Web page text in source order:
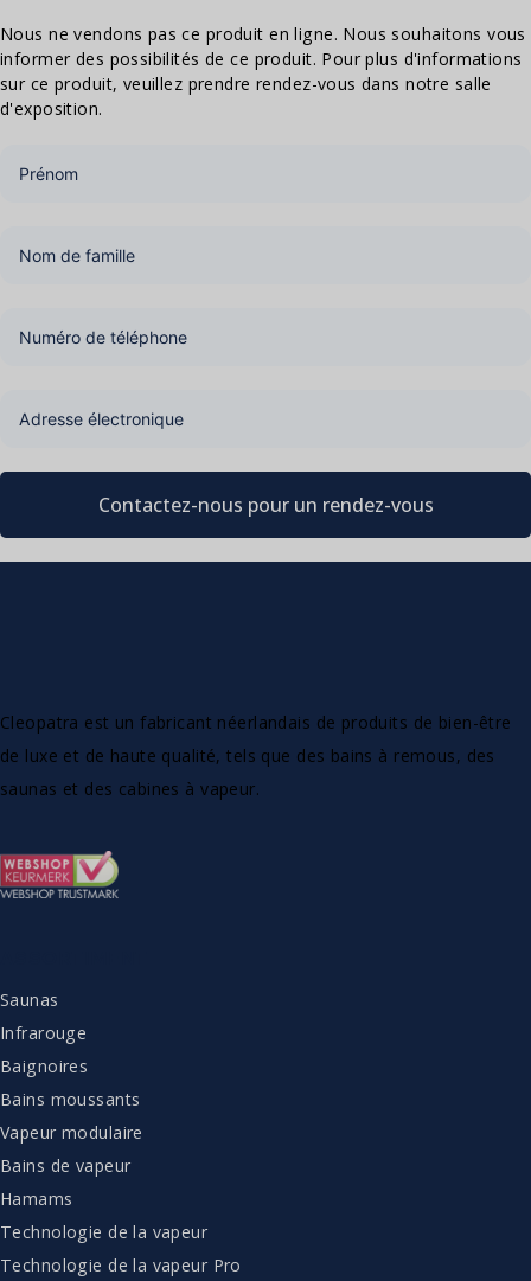
Nous ne vendons pas ce produit en ligne. Nous souhaitons vous
informer des possibilités de ce produit. Pour plus d'informations
sur ce produit, veuillez prendre rendez-vous dans notre salle
d'exposition.
Contactez-nous pour un rendez-vous
Cleopatra est un fabricant néerlandais de produits de bien-être
de luxe et de haute qualité, tels que des bains à remous, des
saunas et des cabines à vapeur.
Saunas
Infrarouge
Baignoires
Bains moussants
Vapeur modulaire
Bains de vapeur
Hamams
Technologie de la vapeur
Technologie de la vapeur Pro